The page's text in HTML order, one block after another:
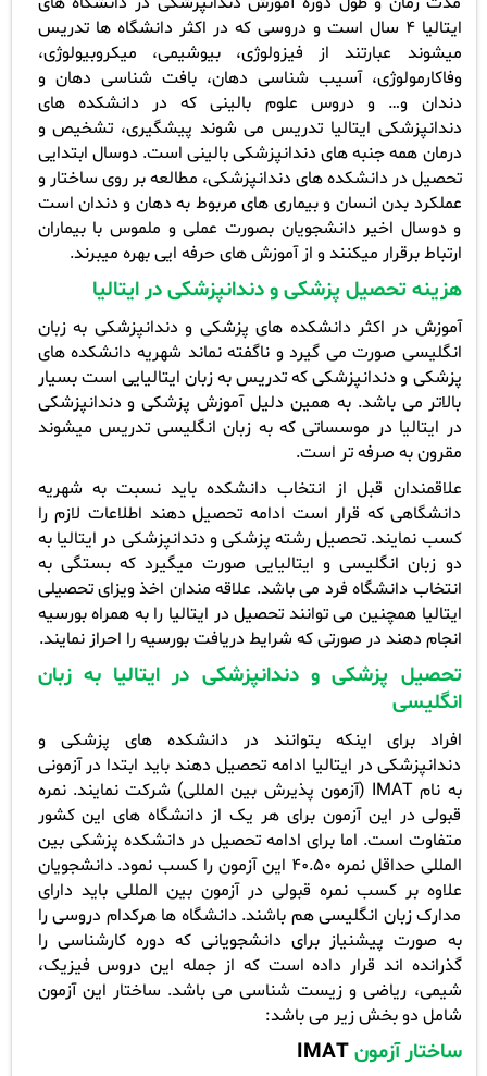
ایتالیا 4 سال است و دروسی که در اکثر دانشگاه ها تدریس
می­شوند عبارتند از فیزولوژی، بیوشیمی، میکروبیولوژی،
وفاکارمولوژی، آسیب شناسی دهان، بافت شناسی دهان و
دندان و… و دروس علوم بالینی که در دانشکده های
دندانپزشکی ایتالیا تدریس می­ شوند پیشگیری، تشخیص و
درمان همه جنبه های دندانپزشکی بالینی است. دوسال ابتدایی
تحصیل در دانشکده های دندانپزشکی، مطالعه بر روی ساختار و
عملکرد بدن انسان و بیماری های مربوط به دهان و دندان است
و دوسال اخیر دانشجویان بصورت عملی و ملموس با بیماران
ارتباط برقرار می­کنند و از آموزش های حرفه ایی بهره می­برند.
هزینه تحصیل پزشکی و دندانپزشکی در ایتالیا
آموزش در اکثر دانشکده های پزشکی و دندانپزشکی به زبان
انگلیسی صورت می­ گیرد و ناگفته نماند شهریه دانشکده های
پزشکی و دندانپزشکی که تدریس به زبان ایتالیایی است بسیار
بالاتر می ­باشد. به همین دلیل آموزش پزشکی و دندانپزشکی
در ایتالیا در موسساتی که به زبان انگلیسی تدریس می­شوند
مقرون به صرفه تر است.
علاقمندان قبل از انتخاب دانشکده باید نسبت به شهریه
دانشگاهی که قرار است ادامه تحصیل دهند اطلاعات لازم را
کسب نمایند. تحصیل رشته پزشکی و دندانپزشکی در ایتالیا به
دو زبان انگلیسی و ایتالیایی صورت می­گیرد که بستگی به
انتخاب دانشگاه فرد می­ باشد. علاقه مندان اخذ ویزای تحصیلی
ایتالیا همچنین می توانند تحصیل در ایتالیا را به همراه بورسیه
انجام دهند در صورتی که شرایط دریافت بورسیه را احراز نمایند.
تحصیل پزشکی و دندانپزشکی در ایتالیا به زبان
انگلیسی
افراد برای اینکه بتوانند در دانشکده های پزشکی و
دندانپزشکی در ایتالیا ادامه تحصیل دهند باید ابتدا در آزمونی
به نام IMAT ( آزمون پذیرش بین المللی) شرکت نمایند. نمره
قبولی در این آزمون برای هر یک از دانشگاه های این کشور
متفاوت است. اما برای ادامه تحصیل در دانشکده پزشکی بین
المللی حداقل نمره 40.50 این آزمون را کسب نمود. دانشجویان
علاوه بر کسب نمره قبولی در آزمون بین المللی باید دارای
مدارک زبان انگلیسی هم باشند. دانشگاه ها هرکدام دروسی را
به صورت پیشنیاز برای دانشجویانی که دوره کارشناسی را
گذرانده اند قرار داده است که از جمله این دروس فیزیک،
شیمی، ریاضی و زیست شناسی می­ باشد. ساختار این آزمون
شامل دو بخش زیر می باشد:
ساختار آزمون IMAT